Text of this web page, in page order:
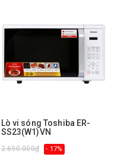
Lò vi sóng Toshiba ER-
SS23(W1)VN
2.690.000₫ - 17%